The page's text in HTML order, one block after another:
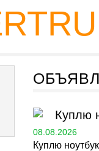
Куплю
08.08.2026
Куплю